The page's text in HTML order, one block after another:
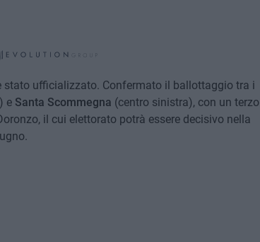
stato ufficializzato. Confermato il ballottaggio tra i
eSanta Scommegna (centro sinistra), con un terzo
il cui elettorato potrà essere decisivo nella